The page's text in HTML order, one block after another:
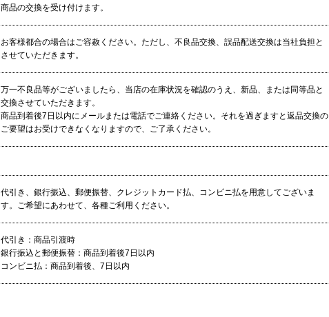
商品の交換を受け付けます。
お客様都合の場合はご容赦ください。ただし、不良品交換、誤品配送交換は当社負担と
させていただきます。
万一不良品等がございましたら、当店の在庫状況を確認のうえ、新品、または同等品と
交換させていただきます。
商品到着後7日以内にメールまたは電話でご連絡ください。それを過ぎますと返品交換の
ご要望はお受けできなくなりますので、ご了承ください。
代引き、銀行振込、郵便振替、クレジットカード払、コンビニ払を用意してございま
す。ご希望にあわせて、各種ご利用ください。
代引き：商品引渡時
銀行振込と郵便振替：商品到着後7日以内
コンビニ払：商品到着後、7日以内